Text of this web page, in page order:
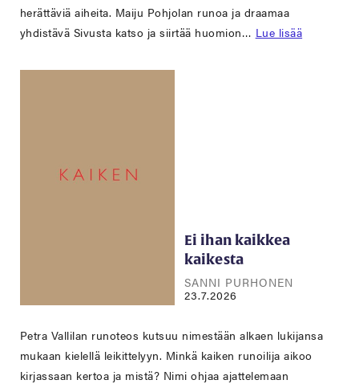
herättäviä aiheita. Maiju Pohjolan runoa ja draamaa
yhdistävä Sivusta katso ja siirtää huomion… Lue lisää
Ei ihan kaikkea
kaikesta
SANNI PURHONEN
23.7.2026
Petra Vallilan runoteos kutsuu nimestään alkaen lukijansa
mukaan kielellä leikittelyyn. Minkä kaiken runoilija aikoo
kirjassaan kertoa ja mistä? Nimi ohjaa ajattelemaan